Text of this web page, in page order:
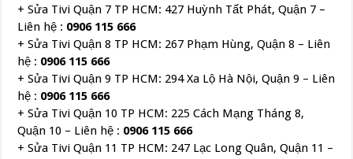
+ Sửa Tivi Quận 7 TP HCM: 427 Huỳnh Tất Phát, Quận 7 –
Liên hệ : 0906 115 666
+ Sửa Tivi Quận 8 TP HCM: 267 Phạm Hùng, Quận 8 – Liên
hệ : 0906 115 666
+ Sửa Tivi Quận 9 TP HCM: 294 Xa Lộ Hà Nội, Quận 9 – Liên
hệ : 0906 115 666
+ Sửa Tivi Quận 10 TP HCM: 225 Cách Mạng Tháng 8,
Quận 10 – Liên hệ : 0906 115 666
+ Sửa Tivi Quận 11 TP HCM: 247 Lạc Long Quân, Quận 11 –